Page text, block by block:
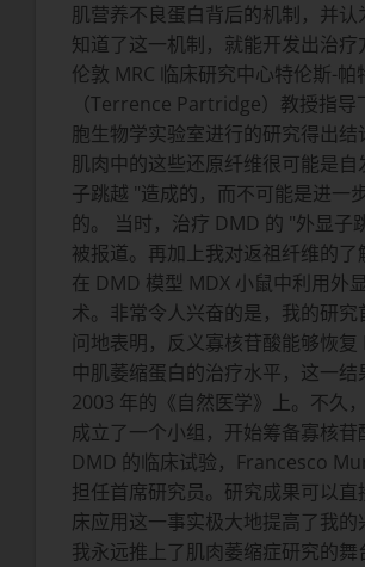
肌营养不良蛋白背后的机制，并认
知道了这一机制，就能开发出治疗
伦敦 MRC 临床研究中心特伦斯-帕
（Terrence Partridge）教授指导
胞生物学实验室进行的研究得出结
肌肉中的这些还原纤维很可能是自
子跳越 "造成的，而不可能是进一
的。 当时，治疗 DMD 的 "外显子
被报道。再加上我对返祖纤维的了
在 DMD 模型 MDX 小鼠中利用外
术。非常令人兴奋的是，我的研究
问地表明，反义寡核苷酸能够恢复
中肌萎缩蛋白的治疗水平，这一结
2003 年的《自然医学》上。不久
成立了一个小组，开始筹备寡核苷
DMD 的临床试验，Francesco
担任首席研究员。研究成果可以直
床应用这一事实极大地提高了我的
我永远推上了肌肉萎缩症研究的舞